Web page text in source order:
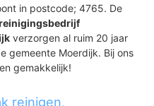
in postcode; 4765. De
verzorgen al ruim 20 jaar
gemeente Moerdijk. Bij ons
gemakkelijk!
reinigen,